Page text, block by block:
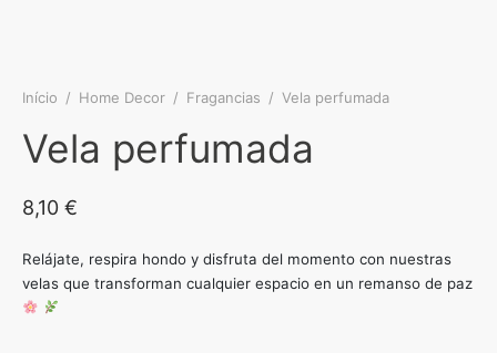
Início / Home Decor / Fragancias / Vela perfumada
Vela perfumada
8,10 €
Relájate, respira hondo y disfruta del momento con nuestras
velas que transforman cualquier espacio en un remanso de paz